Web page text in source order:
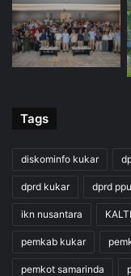
Tags
diskominfo kukar
dprd kukar dprd ppu
ikn nusantara
pemkab kukar
pemkot samarinda